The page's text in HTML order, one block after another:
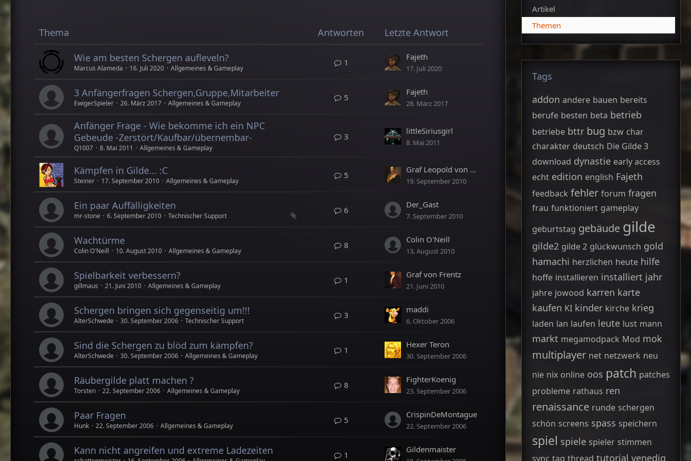
Thema Antworten Letzte Antwort
Wie am besten Schergen aufleveln?
Marcus Alameda 16. Juli 2020 Allgemeines & Gameplay
1
Fajeth
17. Juli 2020
3 Anfängerfragen Schergen,Gruppe,Mitarbeiter
EwigerSpieler 26. März 2017 Allgemeines & Gameplay
5
Fajeth
28. März 2017
Anfänger Frage - Wie bekomme ich ein NPC
Gebeude -Zerstört/Kaufbar/übernembar-
Q1007 8. Mai 2011 Allgemeines & Gameplay
3
littleSiriusgirl
8. Mai 2011
Kämpfen in Gilde... :C
Steiner 17. September 2010 Allgemeines & Gameplay
5
Graf Leopold von Goldfurt
19. September 2010
Ein paar Auffälligkeiten
mr-stone 6. September 2010 Technischer Support
6
Der_Gast
7. September 2010
Wachtürme
Colin O'Neill 10. August 2010 Allgemeines & Gameplay
8
Colin O'Neill
13. August 2010
Spielbarkeit verbessern?
gillmaus 21. Juni 2010 Allgemeines & Gameplay
1
Graf von Frentz
21. Juni 2010
Schergen bringen sich gegenseitig um!!!
AlterSchwede 30. September 2006 Technischer Support
3
maddi
6. Oktober 2006
Sind die Schergen zu blöd zum kämpfen?
AlterSchwede 30. September 2006 Allgemeines & Gameplay
1
Hexer Teron
30. September 2006
Räubergilde platt machen ?
Torsten 22. September 2006 Allgemeines & Gameplay
8
FighterKoenig
23. September 2006
Paar Fragen
Hunk 22. September 2006 Allgemeines & Gameplay
5
CrispinDeMontague
22. September 2006
Kann nicht angreifen und extreme Ladezeiten 1
Gildenmaister
Artikel
Themen
Tags
addon andere bauen bereits
berufe besten beta betrieb
betriebe bttr bug bzw char
charakter deutsch Die Gilde 3
download dynastie early access
echt edition english Fajeth
feedback fehler forum fragen
frau funktioniert gameplay
geburtstag gebäude gilde
gilde2 gilde 2 glückwunsch gold
hamachi herzlichen heute hilfe
hoffe installieren installiert jahr
jahre jowood karren karte
kaufen KI kinder kirche krieg
laden lan laufen leute lust mann
markt megamodpack Mod mok
multiplayer net netzwerk neu
nie nix online oos patch patches
probleme rathaus ren
renaissance runde schergen
schön screens spass speichern
spiel spiele spieler stimmen
sync tag thread tutorial venedig